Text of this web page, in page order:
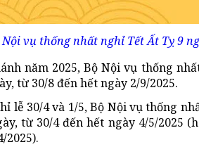
Nội vụ thống nhất nghỉ Tết Ất Tỵ 9
năm 2025, Bộ Nội vụ thống
từ 30/8 đến hết ngày 2/9/2025.
lễ 30/4 và 1/5, Bộ Nội vụ thống
từ 30/4 đến hết ngày 4/5/2025
2025).